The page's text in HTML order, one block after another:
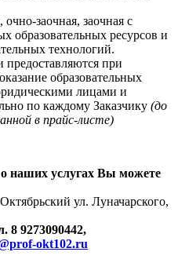
очно-заочная, заочная с
образовательных ресурсов и
технологий.
предоставляются при
образовательных
лицами и
по каждому Заказчику (до
в прайс-листе)
наших услугах Вы можете
ул. Луначарского,
8 9273090442,
okt102.ru